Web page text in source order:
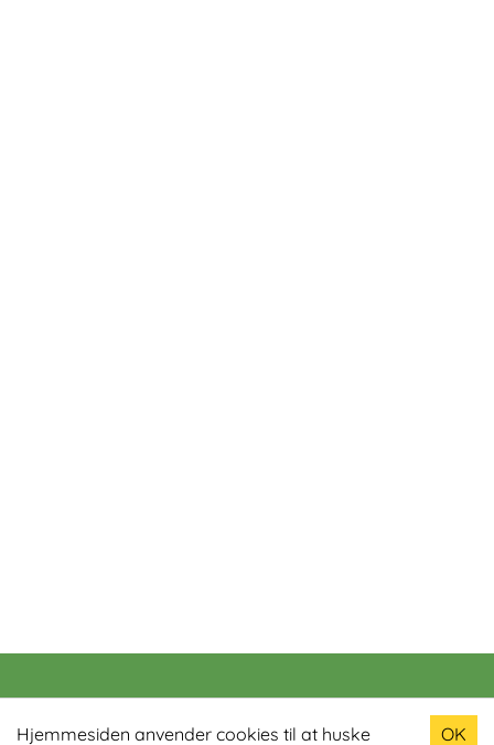
Hjemmesiden anvender cookies til at huske
OK
Populære produkter